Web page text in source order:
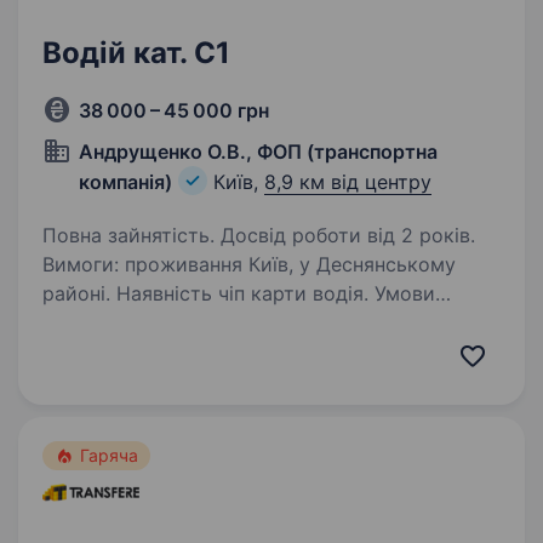
Водій кат. С1
38 000 – 45 000 грн
Андрущенко О.В., ФОП (транспортна
компанія)
Київ, 8,9 км від центру
Повна зайнятість. Досвід роботи від 2 років.
Вимоги: проживання Київ, у Деснянському
районі. Наявність чіп карти водія. Умови
Гаряча